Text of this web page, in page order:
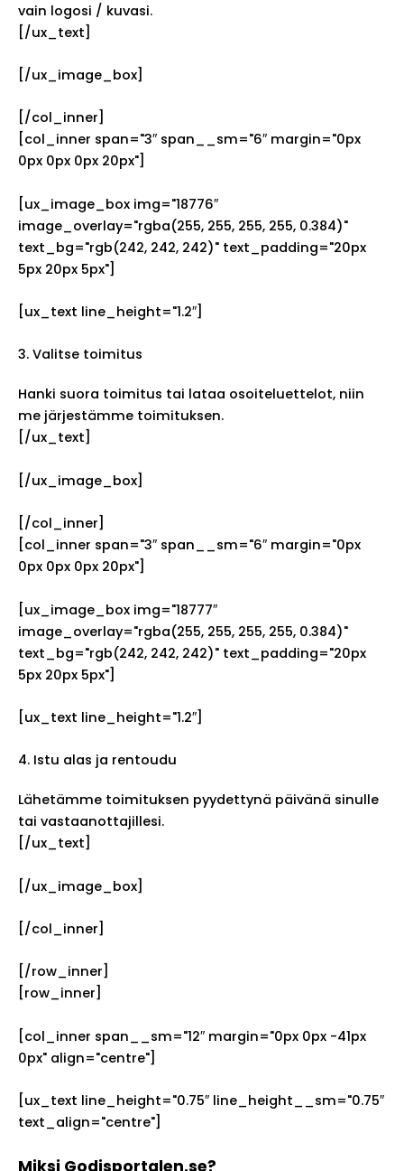
vain logosi / kuvasi.
[/ux_text]
[/ux_image_box]
[/col_inner]
[col_inner span="3″ span__sm="6″ margin="0px
0px 0px 0px 20px"]
[ux_image_box img="18776″
image_overlay="rgba(255, 255, 255, 255, 0.384)"
text_bg="rgb(242, 242, 242)" text_padding="20px
5px 20px 5px"]
[ux_text line_height="1.2″]
3. Valitse toimitus
Hanki suora toimitus tai lataa osoiteluettelot, niin
me järjestämme toimituksen.
[/ux_text]
[/ux_image_box]
[/col_inner]
[col_inner span="3″ span__sm="6″ margin="0px
0px 0px 0px 20px"]
[ux_image_box img="18777″
image_overlay="rgba(255, 255, 255, 255, 0.384)"
text_bg="rgb(242, 242, 242)" text_padding="20px
5px 20px 5px"]
[ux_text line_height="1.2″]
4. Istu alas ja rentoudu
Lähetämme toimituksen pyydettynä päivänä sinulle
tai vastaanottajillesi.
[/ux_text]
[/ux_image_box]
[/col_inner]
[/row_inner]
[row_inner]
[col_inner span__sm="12″ margin="0px 0px -41px
0px" align="centre"]
[ux_text line_height="0.75″ line_height__sm="0.75″
text_align="centre"]